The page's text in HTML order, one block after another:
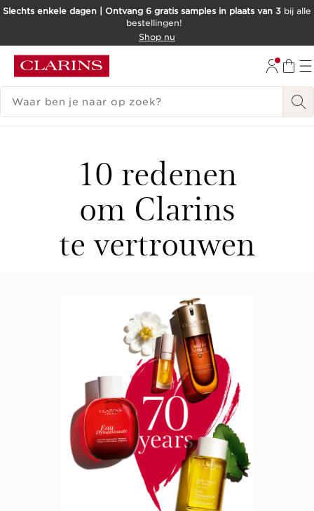
DOORGAAN NAAR INHOUD
Slechts enkele dagen | Ontvang 6 gratis samples in plaats van 3 bij alle
bestellingen!
Shop nu
ZOEKGESCHIEDENIS
10 redenen
om Clarins
te vertrouwen